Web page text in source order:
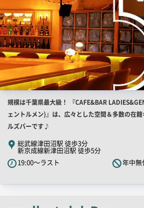
店
舗
PR
キ
ャ
ッ
コ
規模は千葉県最大級！ 『CAFE&BAR
ェントルメン)』は、広々とした空間＆多数の在
ルズバーです♪
総武線津田沼駅 徒歩3分
新京成線新津田沼駅 徒歩5分
19:00～ラスト
年中無